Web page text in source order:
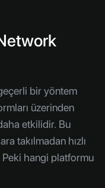
bir yöntem
üzerinden
etkilidir. Bu
takılmadan hızlı
Peki hangi platformu